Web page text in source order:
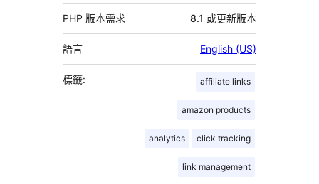
PHP 版本需求 8.1 或更新版本
語言 English (US)
標籤: affiliate links
amazon products
analytics click tracking
link management